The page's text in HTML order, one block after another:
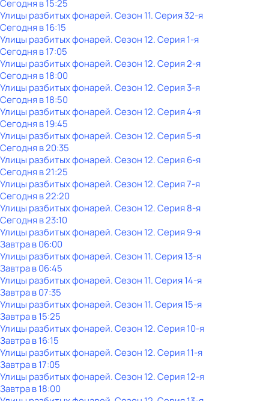
Сегодня в 15:25
Улицы разбитых фонарей. Сезон 11. Серия 32-я
Сегодня в 16:15
Улицы разбитых фонарей. Сезон 12. Серия 1-я
Сегодня в 17:05
Улицы разбитых фонарей. Сезон 12. Серия 2-я
Сегодня в 18:00
Улицы разбитых фонарей. Сезон 12. Серия 3-я
Сегодня в 18:50
Улицы разбитых фонарей. Сезон 12. Серия 4-я
Сегодня в 19:45
Улицы разбитых фонарей. Сезон 12. Серия 5-я
Сегодня в 20:35
Улицы разбитых фонарей. Сезон 12. Серия 6-я
Сегодня в 21:25
Улицы разбитых фонарей. Сезон 12. Серия 7-я
Сегодня в 22:20
Улицы разбитых фонарей. Сезон 12. Серия 8-я
Сегодня в 23:10
Улицы разбитых фонарей. Сезон 12. Серия 9-я
Завтра в 06:00
Улицы разбитых фонарей. Сезон 11. Серия 13-я
Завтра в 06:45
Улицы разбитых фонарей. Сезон 11. Серия 14-я
Завтра в 07:35
Улицы разбитых фонарей. Сезон 11. Серия 15-я
Завтра в 15:25
Улицы разбитых фонарей. Сезон 12. Серия 10-я
Завтра в 16:15
Улицы разбитых фонарей. Сезон 12. Серия 11-я
Завтра в 17:05
Улицы разбитых фонарей. Сезон 12. Серия 12-я
Завтра в 18:00